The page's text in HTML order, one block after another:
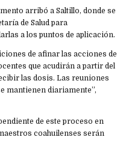
arribó a Saltillo, donde se
de Salud para
a los puntos de aplicación.
de afinar las acciones de
que acudirán a partir del
las dosis. Las reuniones
mantienen diariamente”,
de este proceso en
coahuilenses serán